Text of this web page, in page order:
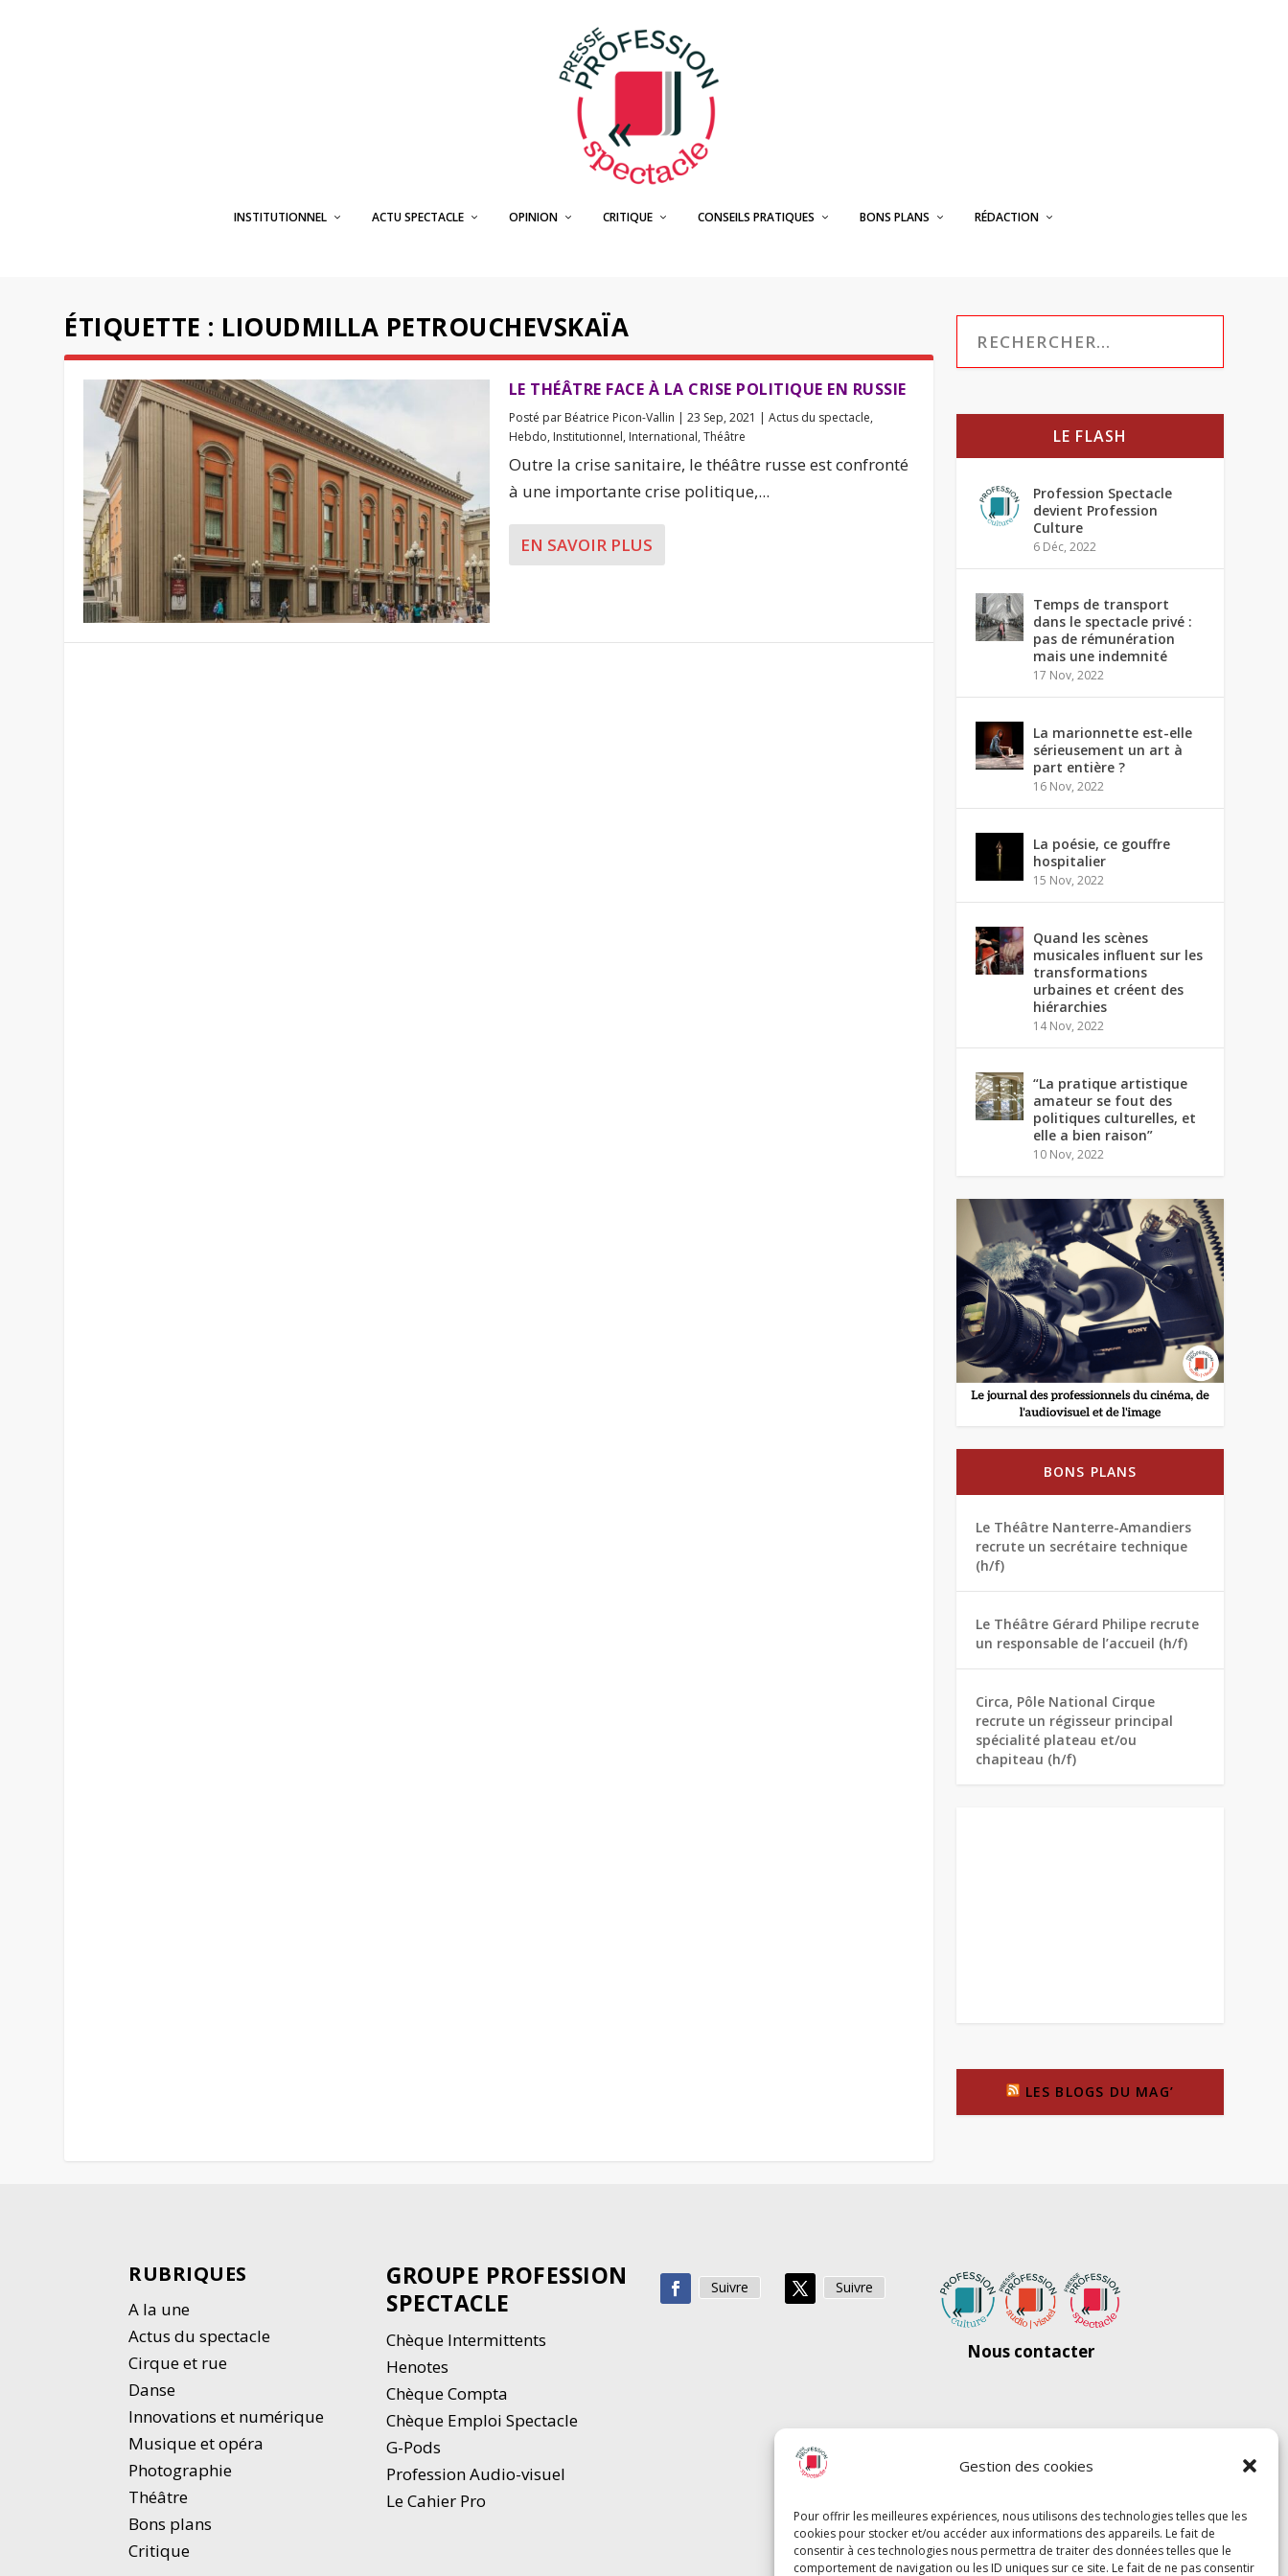
Gestion des cookies
Pour offrir les meilleures expériences, nous utilisons des technologies telles que les
cookies pour stocker et/ou accéder aux informations des appareils. Le fait de
consentir à ces technologies nous permettra de traiter des données telles que le
comportement de navigation ou les ID uniques sur ce site. Le fait de ne pas consentir
INSTITUTIONNEL ACTU SPECTACLE OPINION CRITIQUE CONSEILS PRATIQUES BONS PLANS RÉDACTION
ÉTIQUETTE : LIOUDMILLA PETROUCHEVSKAÏA
LE THÉÂTRE FACE À LA CRISE POLITIQUE EN RUSSIE
Posté par Béatrice Picon-Vallin | 23 Sep, 2021 | Actus du spectacle,
Hebdo, Institutionnel, International, Théâtre
Outre la crise sanitaire, le théâtre russe est confronté
à une importante crise politique,...
EN SAVOIR PLUS
LE FLASH
Profession Spectacle
devient Profession
Culture
6 Déc, 2022
Temps de transport
dans le spectacle privé :
pas de rémunération
mais une indemnité
17 Nov, 2022
La marionnette est-elle
sérieusement un art à
part entière ?
16 Nov, 2022
La poésie, ce gouffre
hospitalier
15 Nov, 2022
Quand les scènes
musicales influent sur les
transformations
urbaines et créent des
hiérarchies
14 Nov, 2022
“La pratique artistique
amateur se fout des
politiques culturelles, et
elle a bien raison”
10 Nov, 2022
BONS PLANS
Le Théâtre Nanterre-Amandiers
recrute un secrétaire technique
(h/f)
Le Théâtre Gérard Philipe recrute
un responsable de l’accueil (h/f)
Circa, Pôle National Cirque
recrute un régisseur principal
spécialité plateau et/ou
chapiteau (h/f)
LES BLOGS DU MAG’
RUBRIQUES
A la une
Actus du spectacle
Cirque et rue
Danse
Innovations et numérique
Musique et opéra
Photographie
Théâtre
Bons plans
Critique
GROUPE PROFESSION
SPECTACLE
Chèque Intermittents
Henotes
Chèque Compta
Chèque Emploi Spectacle
G-Pods
Profession Audio-visuel
Le Cahier Pro
Suivre Suivre
Nous contacter